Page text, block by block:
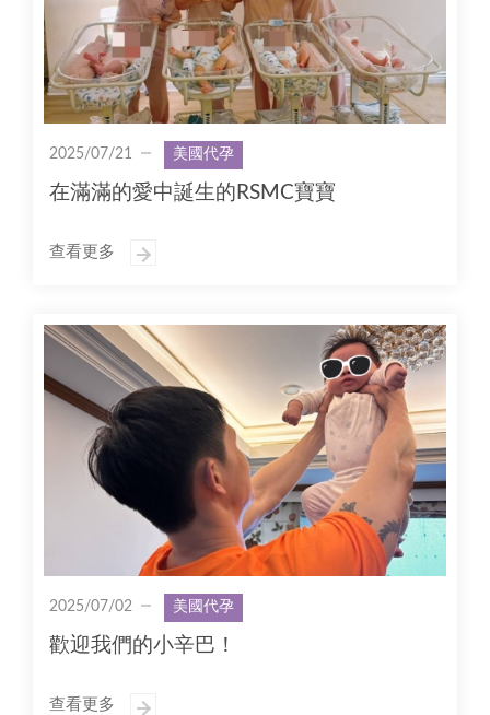
2025/07/21 美國代孕
在滿滿的愛中誕生的RSMC寶寶
查看更多
2025/07/02 美國代孕
歡迎我們的小辛巴！
查看更多